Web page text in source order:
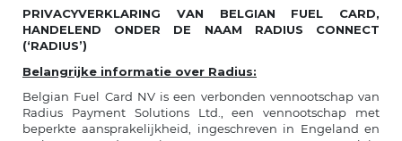
PRIVACYVERKLARING VAN BELGIAN FUEL CARD,
HANDELEND ONDER DE NAAM RADIUS CONNECT
(‘RADIUS’)
Belangrijke informatie over Radius:
Belgian Fuel Card NV is een verbonden vennootschap van
Radius Payment Solutions Ltd., een vennootschap met
beperkte aansprakelijkheid, ingeschreven in Engeland en